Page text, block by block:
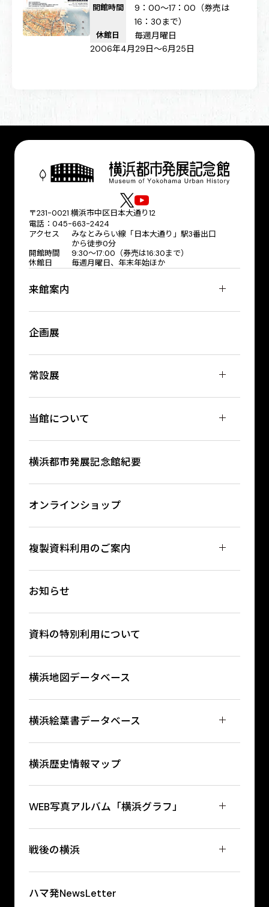
2006年4月29日～6月25日
開館時間
9：00～17：00（券売は
16：30まで）
休館日 毎週月曜日
〒231-0021 横浜市中区日本大通り12
電話：045-663-2424
アクセス
みなとみらい線「日本大通り」駅3番出口
から徒歩0分
開館時間
9:30〜17:00（券売は16:30まで）
休館日
毎週月曜日、年末年始ほか
来館案内
企画展
常設展
当館について
横浜都市発展記念館紀要
オンラインショップ
複製資料利用のご案内
お知らせ
資料の特別利用について
横浜地図データベース
横浜絵葉書データベース
横浜歴史情報マップ
WEB写真アルバム「横浜グラフ」
戦後の横浜
ハマ発NewsLetter